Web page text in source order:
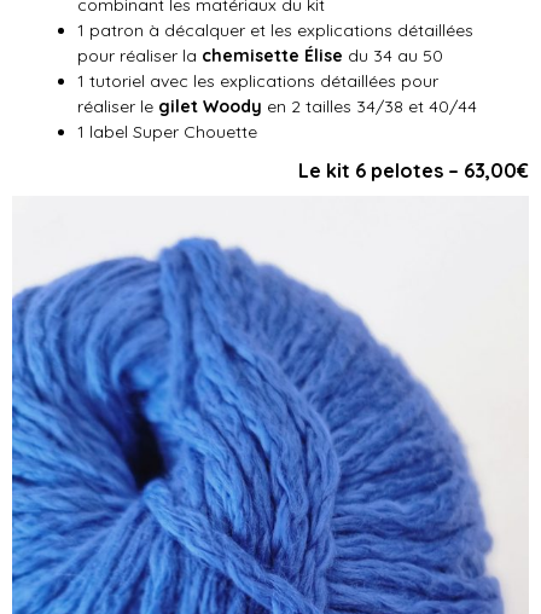
combinant les matériaux du kit
1 patron à décalquer et les explications détaillées
pour réaliser la chemisette Élise du 34 au 50
1 tutoriel avec les explications détaillées pour
réaliser le gilet Woody en 2 tailles 34/38 et 40/44
1 label Super Chouette
Le kit 6 pelotes – 63,00€